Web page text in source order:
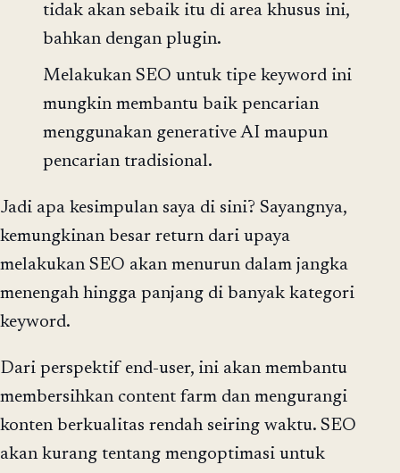
tidak akan sebaik itu di area khusus ini,
bahkan dengan plugin.
Melakukan SEO untuk tipe keyword ini
mungkin membantu baik pencarian
menggunakan generative AI maupun
pencarian tradisional.
Jadi apa kesimpulan saya di sini? Sayangnya,
kemungkinan besar return dari upaya
melakukan SEO akan menurun dalam jangka
menengah hingga panjang di banyak kategori
keyword.
Dari perspektif end-user, ini akan membantu
membersihkan content farm dan mengurangi
konten berkualitas rendah seiring waktu. SEO
akan kurang tentang mengoptimasi untuk